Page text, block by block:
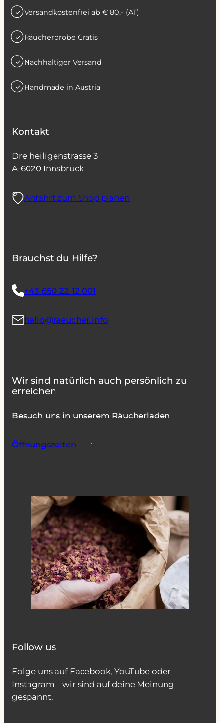
Versandkostenfrei ab € 80,- (AT)
Räucherprobe Gratis
Nachhaltiger Versand
Handmade in Austria
Kontakt
Dreiheiligenstrasse 3
A-6020 Innsbruck
Anfahrt zum Shop planen
Brauchst du Hilfe?
+43 650 22 12 001
hallo@raeucher.info
Wir sind natürlich auch persönlich zu
erreichen
Besuch uns in unserem Räucherladen
Öffnungszeiten
Follow us
Folge uns auf Facebook, YouTube oder
Instagram – wir sind auf deine Meinung
gespannt.